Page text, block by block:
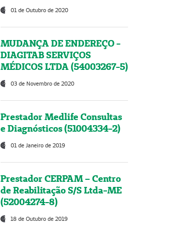
01 de Outubro de 2020
MUDANÇA DE ENDEREÇO -
DIAGITAB SERVIÇOS
MÉDICOS LTDA (54003267-5)
03 de Novembro de 2020
Prestador Medlife Consultas
e Diagnósticos (51004334-2)
01 de Janeiro de 2019
Prestador CERPAM – Centro
de Reabilitação S/S Ltda-ME
(52004274-8)
18 de Outubro de 2019